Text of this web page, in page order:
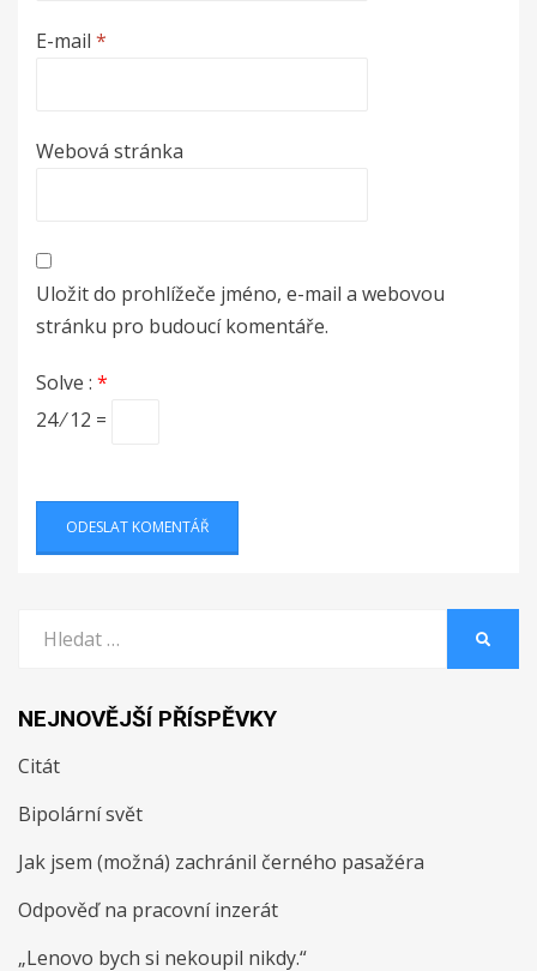
E-mail *
Webová stránka
Uložit do prohlížeče jméno, e-mail a webovou
stránku pro budoucí komentáře.
Solve : *
24 ⁄ 12 =
NEJNOVĚJŠÍ PŘÍSPĚVKY
Citát
Bipolární svět
Jak jsem (možná) zachránil černého pasažéra
Odpověď na pracovní inzerát
„Lenovo bych si nekoupil nikdy.“